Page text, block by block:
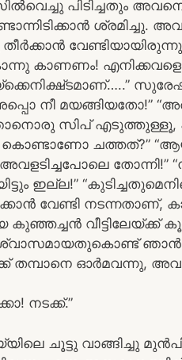
പിടിച്ചതും
ശ്രമിച്ചു.
കാണണം! എനിക്കവളെ
നീ മയങ്ങിയതോ!”
സിപ് എടുത്തുള്ളൂ,
ചത്തത്?”
തോന്നി!”
ഇല്ല!”
വേണ്ടി നടന്നതാണ്,
കുഞ്ഞച്ചൻ
തമ്പാനെ ഓർമവന്നു,
നടക്ക്.”
ചൂട്ടു വാങ്ങിച്ചു